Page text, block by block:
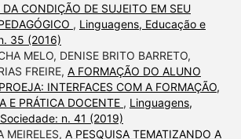
DA CONDIÇÃO DE SUJEITO EM SEU
, Linguagens, Educação e
35 (2016)
MELO, DENISE BRITO BARRETO,
FREIRE, A FORMAÇÃO DO ALUNO
INTERFACES COM A FORMAÇÃO,
E PRÁTICA DOCENTE , Linguagens,
n. 41 (2019)
MEIRELES, A PESQUISA TEMATIZANDO A